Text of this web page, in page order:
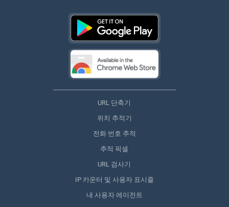
URL 단축기
위치 추적기
전화 번호 추적
추적 픽셀
URL 검사기
IP 카운터 및 사용자 표시줄
내 사용자 에이전트